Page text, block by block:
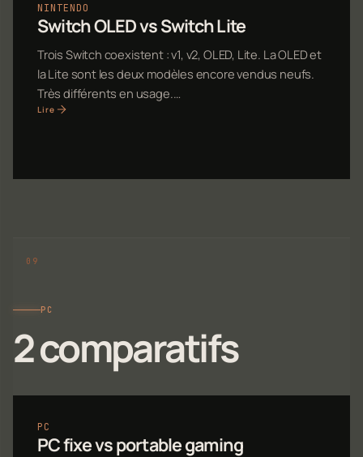
NINTENDO
Switch OLED vs Switch Lite
Trois Switch coexistent : v1, v2, OLED, Lite. La OLED et
la Lite sont les deux modèles encore vendus neufs.
Très différents en usage.…
Lire
PC
2 comparatifs
PC
PC fixe vs portable gaming